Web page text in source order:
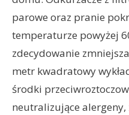
parowe oraz pranie
temperaturze powyżej
zdecydowanie
metr kwadratowy
środki
neutralizujące alergeny,